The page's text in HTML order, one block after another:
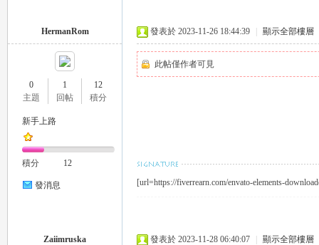
HermanRom
0
主題
1
回帖
12
積分
新手上路
積分 12
發消息
發表於 2023-11-26 18:44:39 顯示全部樓層
此帖僅作者可見
[url=https://fiverrearn.com/envato-elements-
Zaiimruska 發表於 2023-11-28 06:40:07 顯示全部樓層